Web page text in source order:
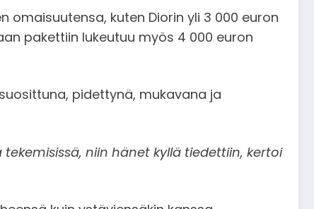
kuten Diorin yli 3 000 euron
pakettiin lukeutuu myös 4 000 euron
suosittuna, pidettynä, mukavana ja
niin hänet kyllä tiedettiin, kertoi